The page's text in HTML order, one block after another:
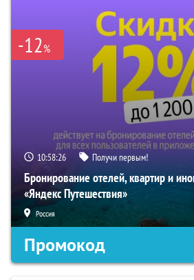
-12%
10:58:25 Получи первым!
Бронирование отелей, квартир и
«Яндекс Путешествия»
Россия
Промокод